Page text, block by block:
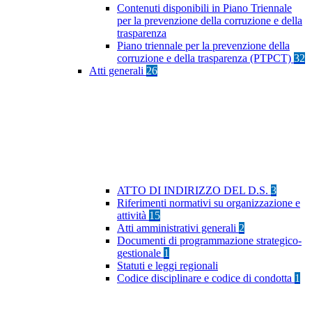
Contenuti disponibili in Piano Triennale
per la prevenzione della corruzione e della
trasparenza
Piano triennale per la prevenzione della
corruzione e della trasparenza (PTPCT) 32
Atti generali 26
ATTO DI INDIRIZZO DEL D.S. 3
Riferimenti normativi su organizzazione e
attività 15
Atti amministrativi generali 2
Documenti di programmazione strategico-
gestionale 1
Statuti e leggi regionali
Codice disciplinare e codice di condotta 1